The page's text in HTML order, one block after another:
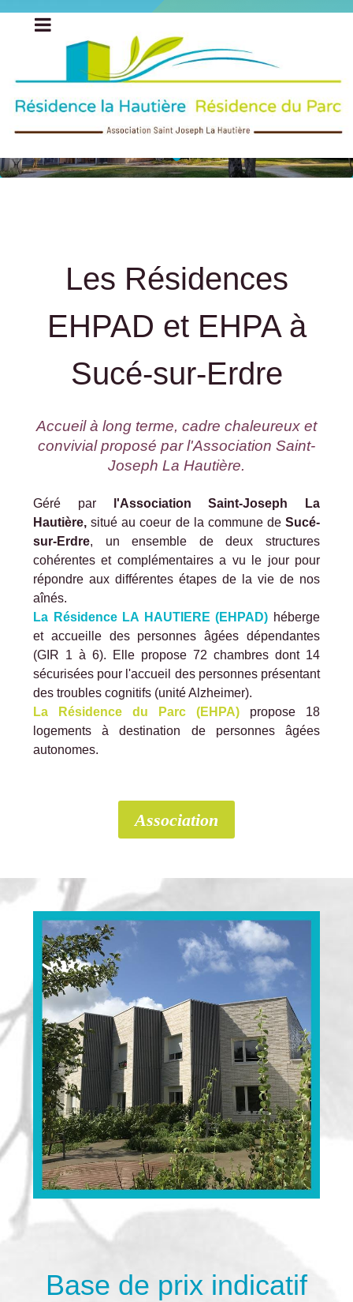
Les Résidences
EHPAD et EHPA à
Sucé-sur-Erdre
Accueil à long terme, cadre chaleureux et
convivial proposé par l'Association Saint-
Joseph La Hautière.
Géré par
l'Association Saint-Joseph La
Hautière, situé au coeur de la commune de Sucé-
sur-Erdre, un ensemble de deux structures
cohérentes et complémentaires a vu le jour pour
répondre aux différentes étapes de la vie de nos
aînés.
La Résidence LA HAUTIERE (EHPAD) héberge
et accueille des personnes âgées dépendantes
(GIR 1 à 6). Elle propose 72 chambres dont 14
sécurisées pour l'accueil des personnes présentant
des troubles cognitifs (unité Alzheimer).
La Résidence du Parc (EHPA) propose 18
logements à destination de personnes âgées
autonomes.
Association
Base de prix indicatif